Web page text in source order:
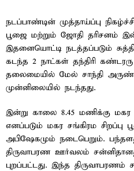
நடப்பாண்டின் முத்தாய்ப்பு
பூஜை மற்றும் ஜோதி தரிசனம்
இதனையொட்டி நடத்தப்படும்
கடந்த 2 நாட்கள் தந்திரி
தலைமையில் மேல் சாந்தி
முன்னிலையில் நடந்தது.
இன்று காலை 8.45 மணிக்கு மகர
எனப்படும் மகர சங்கிரம சிறப்பு
அபிஷேகமும் நடைபெறும்.
திருவாபரண ஊர்வலம்
புறப்பட்டது. இந்த